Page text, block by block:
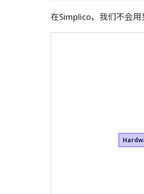
在Simplico，我们不会用